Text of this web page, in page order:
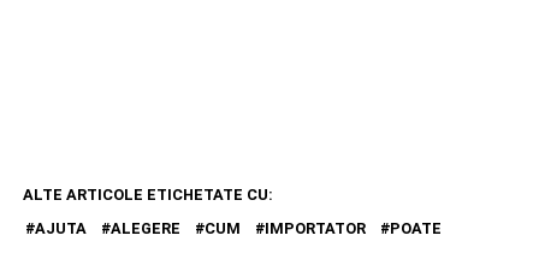
ALTE ARTICOLE ETICHETATE CU:
AJUTA
ALEGERE CUM IMPORTATOR POATE